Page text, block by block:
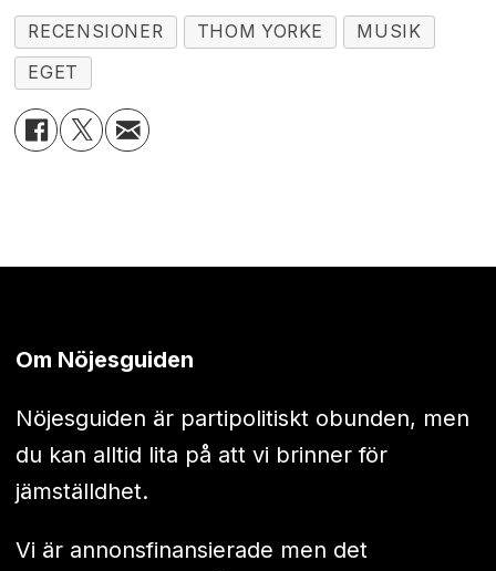
RECENSIONER THOM YORKE
MUSIK
EGET
Om Nöjesguiden
Nöjesguiden är partipolitiskt obunden, men
du kan alltid lita på att vi brinner för
jämställdhet.
Vi är annonsfinansierade men det